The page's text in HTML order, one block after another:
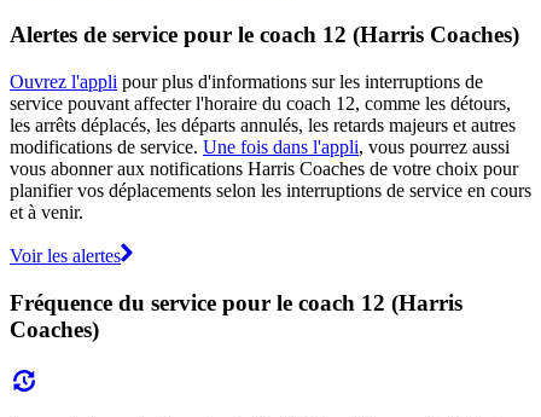
Alertes de service pour le coach 12 (Harris Coaches)
Ouvrez l'appli pour plus d'informations sur les interruptions de
service pouvant affecter l'horaire du coach 12, comme les détours,
les arrêts déplacés, les départs annulés, les retards majeurs et autres
modifications de service. Une fois dans l'appli, vous pourrez aussi
vous abonner aux notifications Harris Coaches de votre choix pour
planifier vos déplacements selon les interruptions de service en cours
et à venir.
Voir les alertes
Fréquence du service pour le coach 12 (Harris
Coaches)